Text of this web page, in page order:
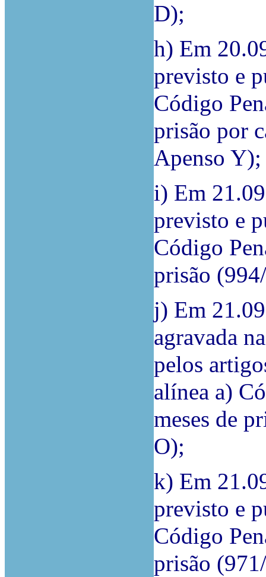
D);
h) Em
previsto e
Código
prisão por
Apenso Y);
i) Em
previsto e
Código
prisão
j) Em
agravada
pelos
alínea a)
meses de
O);
k) Em
previsto e
Código
prisão